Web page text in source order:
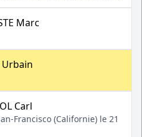
Marc
Urbain
Carl
Francisco (Californie) le 21